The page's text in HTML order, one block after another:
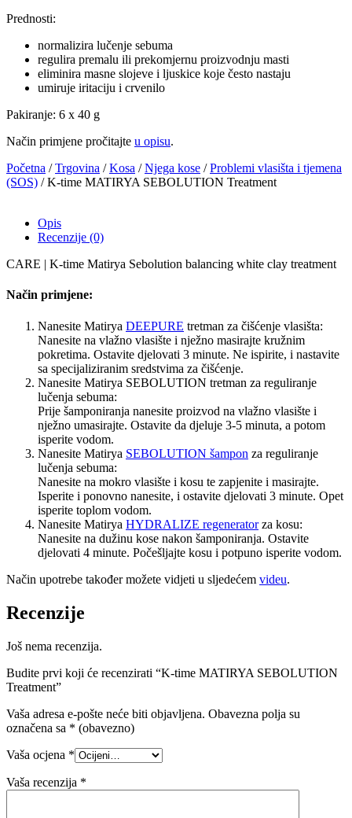
Prednosti:
normalizira lučenje sebuma
regulira premalu ili prekomjernu proizvodnju masti
eliminira masne slojeve i ljuskice koje često nastaju
umiruje iritaciju i crvenilo
Pakiranje: 6 x 40 g
Način primjene pročitajte u opisu.
Početna /Trgovina /Kosa /Njega kose /Problemi vlasišta i tjemena
(SOS) / K-time MATIRYA SEBOLUTION Treatment
Opis
Recenzije (0)
CARE | K-time Matirya Sebolution balancing white clay treatment
Način primjene:
Nanesite Matirya DEEPURE tretman za čišćenje vlasišta:
Nanesite na vlažno vlasište i nježno masirajte kružnim
pokretima. Ostavite djelovati 3 minute. Ne ispirite, i nastavite
sa specijaliziranim sredstvima za čišćenje.
Nanesite Matirya SEBOLUTION tretman za reguliranje
lučenja sebuma:
Prije šamponiranja nanesite proizvod na vlažno vlasište i
nježno umasirajte. Ostavite da djeluje 3-5 minuta, a potom
isperite vodom.
Nanesite Matirya SEBOLUTION šampon za reguliranje
lučenja sebuma:
Nanesite na mokro vlasište i kosu te zapjenite i masirajte.
Isperite i ponovno nanesite, i ostavite djelovati 3 minute. Opet
isperite toplom vodom.
Nanesite Matirya HYDRALIZE regeneratorza kosu:
Nanesite na dužinu kose nakon šamponiranja. Ostavite
djelovati 4 minute. Počešljajte kosu i potpuno isperite vodom.
Način upotrebe također možete vidjeti u sljedećem videu.
Recenzije
Još nema recenzija.
Budite prvi koji će recenzirati “K-time MATIRYA SEBOLUTION
Treatment”
Vaša adresa e-pošte neće biti objavljena. Obavezna polja su
označena sa * (obavezno)
Vaša ocjena *
Vaša recenzija *